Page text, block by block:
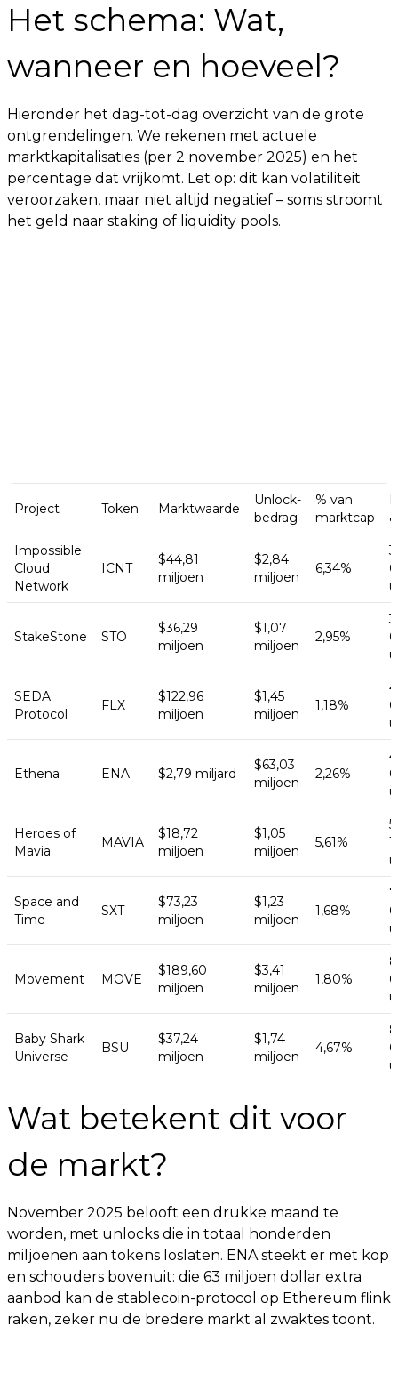
Het schema: Wat,
wanneer en hoeveel?
Hieronder het dag-tot-dag overzicht van de grote
ontgrendelingen. We rekenen met actuele
marktkapitalisaties (per 2 november 2025) en het
percentage dat vrijkomt. Let op: dit kan volatiliteit
veroorzaken, maar niet altijd negatief – soms stroomt
het geld naar staking of liquidity pools.
Project Token Marktwaarde
Unlock-
bedrag
% van
marktcap
Impossible
Cloud
Network
ICNT
$44,81
miljoen
$2,84
miljoen
6,34%
StakeStone STO
$36,29
miljoen
$1,07
miljoen
2,95%
SEDA
Protocol
FLX
$122,96
miljoen
$1,45
miljoen
1,18%
Ethena ENA $2,79 miljard
$63,03
miljoen
2,26%
Heroes of
Mavia
MAVIA
$18,72
miljoen
$1,05
miljoen
5,61%
Space and
Time
SXT
$73,23
miljoen
$1,23
miljoen
1,68%
Movement MOVE
$189,60
miljoen
$3,41
miljoen
1,80%
Baby Shark
Universe
BSU
$37,24
miljoen
$1,74
miljoen
4,67%
Wat betekent dit voor
de markt?
November 2025 belooft een drukke maand te
worden, met unlocks die in totaal honderden
miljoenen aan tokens loslaten. ENA steekt er met kop
en schouders bovenuit: die 63 miljoen dollar extra
aanbod kan de stablecoin-protocol op Ethereum flink
raken, zeker nu de bredere markt al zwaktes toont.